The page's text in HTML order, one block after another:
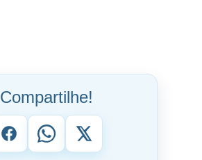
Compartilhe!